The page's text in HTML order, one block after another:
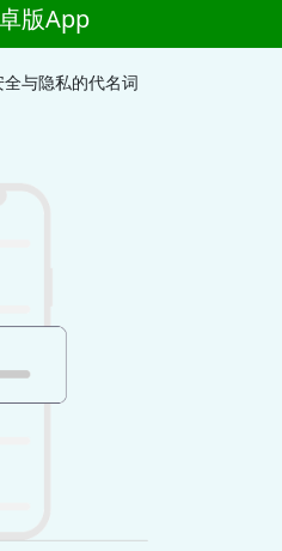
版App
与隐私的代名词